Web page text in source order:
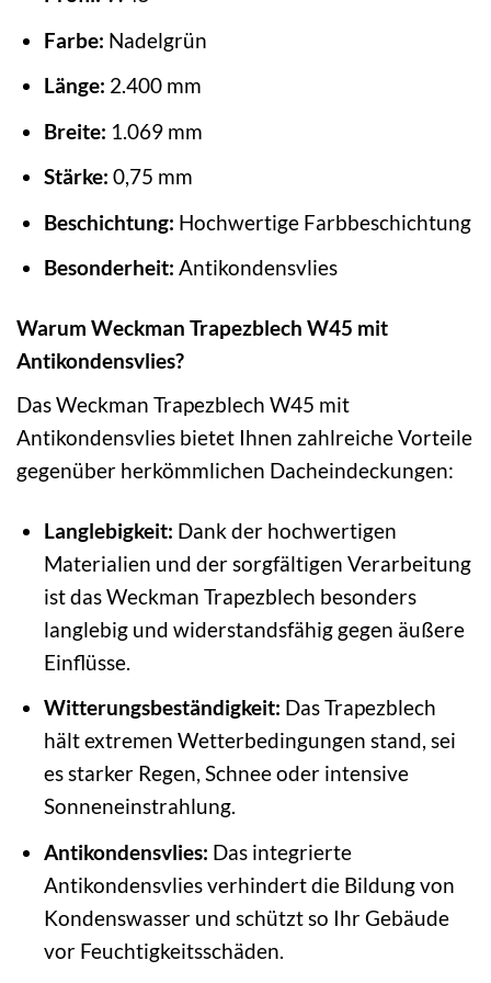
Farbe: Nadelgrün
Länge: 2.400 mm
Breite: 1.069 mm
Stärke: 0,75 mm
Beschichtung: Hochwertige Farbbeschichtung
Besonderheit: Antikondensvlies
Warum Weckman Trapezblech W45 mit
Antikondensvlies?
Das Weckman Trapezblech W45 mit
Antikondensvlies bietet Ihnen zahlreiche Vorteile
gegenüber herkömmlichen Dacheindeckungen:
Langlebigkeit: Dank der hochwertigen
Materialien und der sorgfältigen Verarbeitung
ist das Weckman Trapezblech besonders
langlebig und widerstandsfähig gegen äußere
Einflüsse.
Witterungsbeständigkeit: Das Trapezblech
hält extremen Wetterbedingungen stand, sei
es starker Regen, Schnee oder intensive
Sonneneinstrahlung.
Antikondensvlies: Das integrierte
Antikondensvlies verhindert die Bildung von
Kondenswasser und schützt so Ihr Gebäude
vor Feuchtigkeitsschäden.